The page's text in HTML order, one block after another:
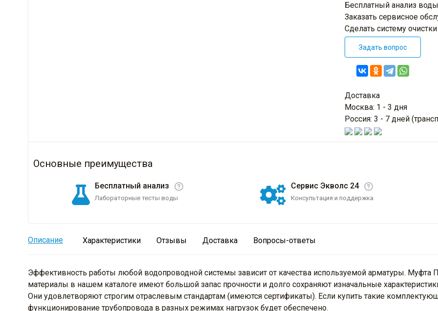
Бесплатный анализ
Заказать сервисное
Сделать систему
Задать вопрос
Доставка
Москва: 1 - 3 дня
Россия: 3 - 7 дней
Основные преимущества
Бесплатный анализ
Лабораторные тесты воды
Сервис Экволс 24
Консультация и поддержка
Описание Характеристики Отзывы Доставка Вопросы-ответы
Эффективность работы любой водопроводной системы зависит от качества используемой арматуры. Муфта
материалы в нашем каталоге имеют большой запас прочности и долго сохраняют изначальные
Они удовлетворяют строгим отраслевым стандартам (имеются сертификаты). Если купить такие
функционирование трубопровода в разных режимах нагрузок будет обеспечено.